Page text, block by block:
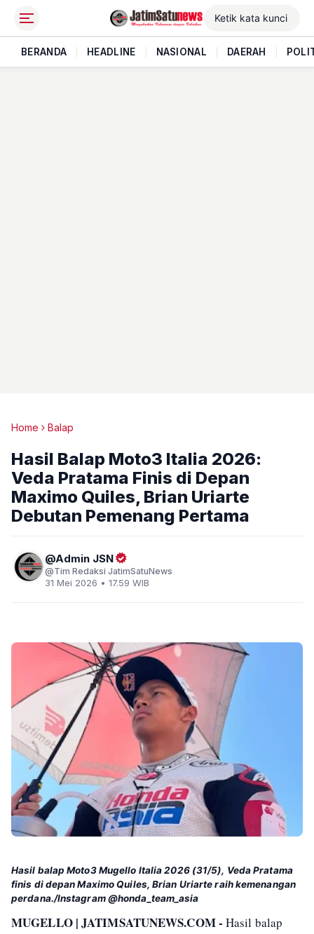
BERANDA HEADLINE NASIONAL DAERAH
Home Balap
Hasil Balap Moto3 Italia 2026:
Veda Pratama Finis di Depan
Maximo Quiles, Brian Uriarte
Debutan Pemenang Pertama
Admin JSN
Tim Redaksi JatimSatuNews
31 Mei 2026 • 17.59 WIB
Hasil balap Moto3 Mugello Italia 2026 (31/5), Veda Pratama
finis di depan Maximo Quiles, Brian Uriarte raih kemenangan
perdana./Instagram @honda_team_asia
MUGELLO | JATIMSATUNEWS.COM - Hasil balap